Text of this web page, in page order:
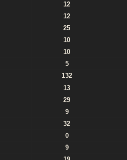
12
12
25
10
10
5
132
13
29
9
32
0
9